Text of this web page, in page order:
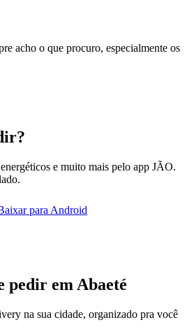
acho o que procuro, especialmente os
e muito mais pelo app JÃO.
para Android
pedir emAbaeté
na sua cidade, organizado pra você